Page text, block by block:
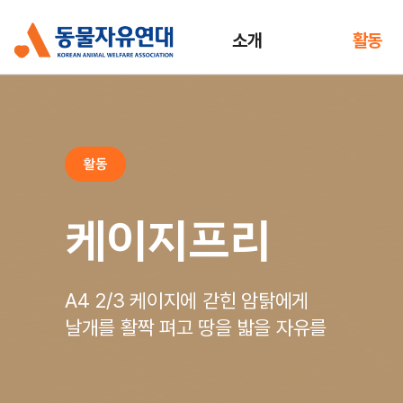
소개 활동
활동
케이지프리
A4 2/3 케이지에 갇힌 암탉에게
날개를 활짝 펴고 땅을 밟을 자유를